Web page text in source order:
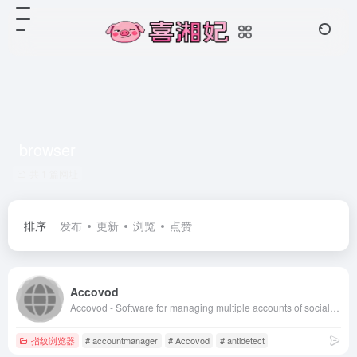
排序 发布 更新 浏览 点赞
Accovod
指纹浏览器 # accountmanager # Accovod # antidetect